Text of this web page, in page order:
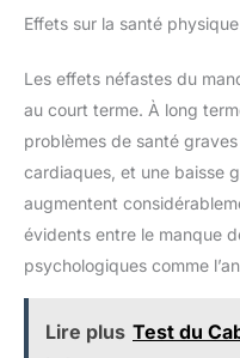
Effets sur la santé
Les effets néfastes du
au court terme. À long
problèmes de santé
cardiaques, et une baisse
augmentent
évidents entre le manque
psychologiques comme
Lire plus Test du